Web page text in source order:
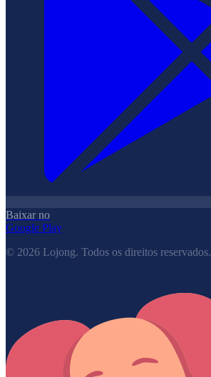
Baixar no
Google Play
© 2026 Lojong. Todos os direitos reservados.